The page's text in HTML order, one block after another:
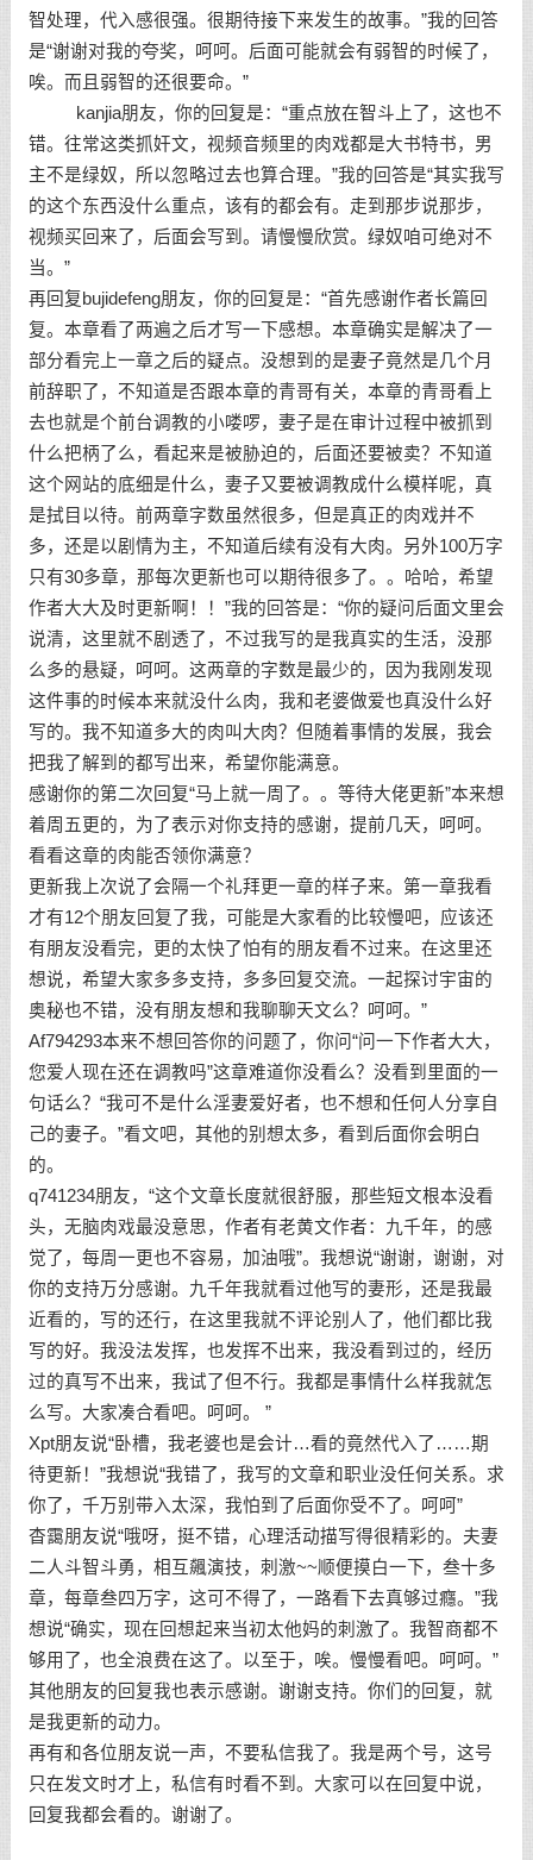
智处理，代入感很强。很期待接下来发生的故事。”我的回答
是“谢谢对我的夸奖，呵呵。后面可能就会有弱智的时候了，
唉。而且弱智的还很要命。”
kanjia朋友，你的回复是：“重点放在智斗上了，这也不
错。往常这类抓奸文，视频音频里的肉戏都是大书特书，男
主不是绿奴，所以忽略过去也算合理。”我的回答是“其实我写
的这个东西没什么重点，该有的都会有。走到那步说那步，
视频买回来了，后面会写到。请慢慢欣赏。绿奴咱可绝对不
当。”
再回复bujidefeng朋友，你的回复是：“首先感谢作者长篇回
复。本章看了两遍之后才写一下感想。本章确实是解决了一
部分看完上一章之后的疑点。没想到的是妻子竟然是几个月
前辞职了，不知道是否跟本章的青哥有关，本章的青哥看上
去也就是个前台调教的小喽啰，妻子是在审计过程中被抓到
什么把柄了么，看起来是被胁迫的，后面还要被卖？不知道
这个网站的底细是什么，妻子又要被调教成什么模样呢，真
是拭目以待。前两章字数虽然很多，但是真正的肉戏并不
多，还是以剧情为主，不知道后续有没有大肉。另外100万字
只有30多章，那每次更新也可以期待很多了。。哈哈，希望
作者大大及时更新啊！！”我的回答是：“你的疑问后面文里会
说清，这里就不剧透了，不过我写的是我真实的生活，没那
么多的悬疑，呵呵。这两章的字数是最少的，因为我刚发现
这件事的时候本来就没什么肉，我和老婆做爱也真没什么好
写的。我不知道多大的肉叫大肉？但随着事情的发展，我会
把我了解到的都写出来，希望你能满意。
感谢你的第二次回复“马上就一周了。。等待大佬更新”本来想
着周五更的，为了表示对你支持的感谢，提前几天，呵呵。
看看这章的肉能否领你满意？
更新我上次说了会隔一个礼拜更一章的样子来。第一章我看
才有12个朋友回复了我，可能是大家看的比较慢吧，应该还
有朋友没看完，更的太快了怕有的朋友看不过来。在这里还
想说，希望大家多多支持，多多回复交流。一起探讨宇宙的
奥秘也不错，没有朋友想和我聊聊天文么？呵呵。”
Af794293本来不想回答你的问题了，你问“问一下作者大大，
您爱人现在还在调教吗”这章难道你没看么？没看到里面的一
句话么？“我可不是什么淫妻爱好者，也不想和任何人分享自
己的妻子。”看文吧，其他的别想太多，看到后面你会明白
的。
q741234朋友，“这个文章长度就很舒服，那些短文根本没看
头，无脑肉戏最没意思，作者有老黄文作者：九千年，的感
觉了，每周一更也不容易，加油哦”。我想说“谢谢，谢谢，对
你的支持万分感谢。九千年我就看过他写的妻形，还是我最
近看的，写的还行，在这里我就不评论别人了，他们都比我
写的好。我没法发挥，也发挥不出来，我没看到过的，经历
过的真写不出来，我试了但不行。我都是事情什么样我就怎
么写。大家凑合看吧。呵呵。 ”
Xpt朋友说“卧槽，我老婆也是会计…看的竟然代入了……期
待更新！”我想说“我错了，我写的文章和职业没任何关系。求
你了，千万别带入太深，我怕到了后面你受不了。呵呵”
杳靄朋友说“哦呀，挺不错，心理活动描写得很精彩的。夫妻
二人斗智斗勇，相互飆演技，刺激~~顺便摸白一下，叁十多
章，每章叁四万字，这可不得了，一路看下去真够过癮。”我
想说“确实，现在回想起来当初太他妈的刺激了。我智商都不
够用了，也全浪费在这了。以至于，唉。慢慢看吧。呵呵。”
其他朋友的回复我也表示感谢。谢谢支持。你们的回复，就
是我更新的动力。
再有和各位朋友说一声，不要私信我了。我是两个号，这号
只在发文时才上，私信有时看不到。大家可以在回复中说，
回复我都会看的。谢谢了。